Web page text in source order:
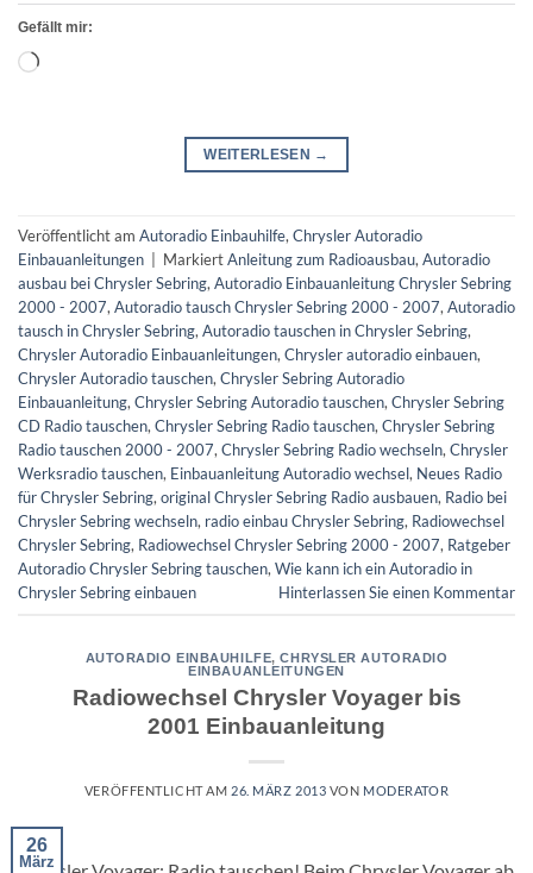
Gefällt mir:
Wird
WEITERLESEN →
Veröffentlicht am Autoradio Einbauhilfe, Chrysler Autoradio
Einbauanleitungen
MarkiertAnleitung zum Radioausbau, Autoradio
ausbau bei Chrysler Sebring, Autoradio Einbauanleitung Chrysler Sebring
2000 - 2007, Autoradio tausch Chrysler Sebring 2000 - 2007, Autoradio
tausch in Chrysler Sebring, Autoradio tauschen in Chrysler Sebring,
Chrysler Autoradio Einbauanleitungen, Chrysler autoradio einbauen,
Chrysler Autoradio tauschen, Chrysler Sebring Autoradio
Einbauanleitung, Chrysler Sebring Autoradio tauschen, Chrysler Sebring
CD Radio tauschen, Chrysler Sebring Radio tauschen, Chrysler Sebring
Radio tauschen 2000 - 2007, Chrysler Sebring Radio wechseln, Chrysler
Werksradio tauschen, Einbauanleitung Autoradio wechsel, Neues Radio
für Chrysler Sebring, original Chrysler Sebring Radio ausbauen, Radio bei
Chrysler Sebring wechseln, radio einbau Chrysler Sebring, Radiowechsel
Chrysler Sebring, Radiowechsel Chrysler Sebring 2000 - 2007, Ratgeber
Autoradio Chrysler Sebring tauschen, Wie kann ich ein Autoradio in
Chrysler Sebring einbauen
Hinterlassen Sie einen Kommentar
AUTORADIO EINBAUHILFE,CHRYSLER AUTORADIO
EINBAUANLEITUNGEN
Radiowechsel Chrysler Voyager bis
2001 Einbauanleitung
VERÖFFENTLICHT AM 26. MÄRZ 2013 VON MODERATOR
26
März